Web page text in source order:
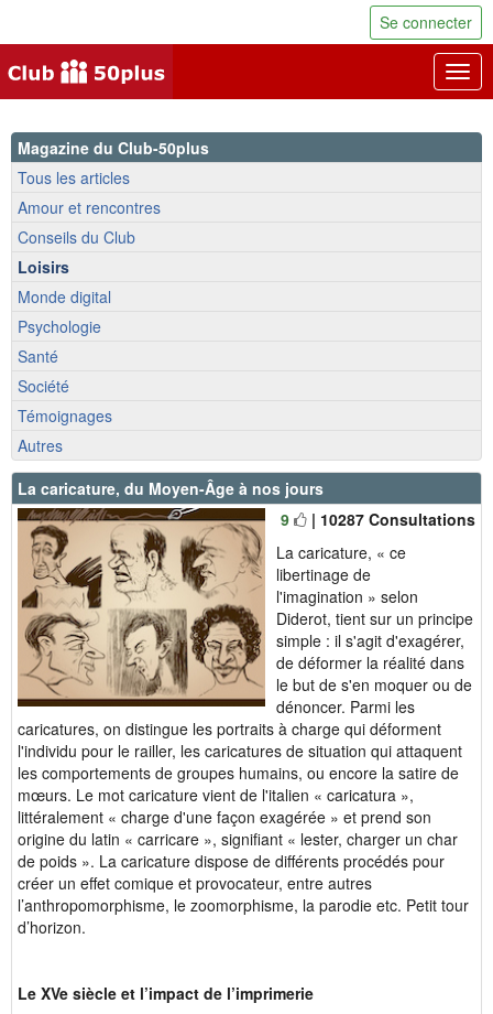
Se connecter
Magazine du Club-50plus
Tous les articles
Amour et rencontres
Conseils du Club
Loisirs
Monde digital
Psychologie
Santé
Société
Témoignages
Autres
La caricature, du Moyen-Âge à nos jours
9
| 10287 Consultations
La caricature, « ce
libertinage de
l'imagination » selon
Diderot, tient sur un principe
simple : il s'agit d'exagérer,
de déformer la réalité dans
le but de s'en moquer ou de
dénoncer. Parmi les
caricatures, on distingue les portraits à charge qui déforment
l'individu pour le railler, les caricatures de situation qui attaquent
les comportements de groupes humains, ou encore la satire de
mœurs. Le mot caricature vient de l'italien « caricatura »,
littéralement « charge d'une façon exagérée » et prend son
origine du latin « carricare », signifiant « lester, charger un char
de poids ». La caricature dispose de différents procédés pour
créer un effet comique et provocateur, entre autres
l’anthropomorphisme, le zoomorphisme, la parodie etc. Petit tour
d’horizon.
Le XVe siècle et l’impact de l’imprimerie